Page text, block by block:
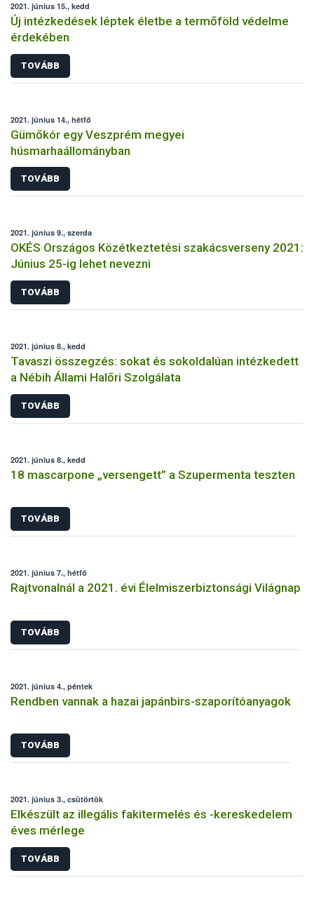
2021. június 15., kedd
Új intézkedések léptek életbe a termőföld védelme
érdekében
TOVÁBB
2021. június 14., hétfő
Gümőkór egy Veszprém megyei
húsmarhaállományban
TOVÁBB
2021. június 9., szerda
OKÉS Országos Közétkeztetési szakácsverseny 2021:
Június 25-ig lehet nevezni
TOVÁBB
2021. június 8., kedd
Tavaszi összegzés: sokat és sokoldalúan intézkedett
a Nébih Állami Halőri Szolgálata
TOVÁBB
2021. június 8., kedd
18 mascarpone „versengett” a Szupermenta teszten
TOVÁBB
2021. június 7., hétfő
Rajtvonalnál a 2021. évi Élelmiszerbiztonsági Világnap
TOVÁBB
2021. június 4., péntek
Rendben vannak a hazai japánbirs-szaporítóanyagok
TOVÁBB
2021. június 3., csütörtök
Elkészült az illegális fakitermelés és -kereskedelem
éves mérlege
TOVÁBB